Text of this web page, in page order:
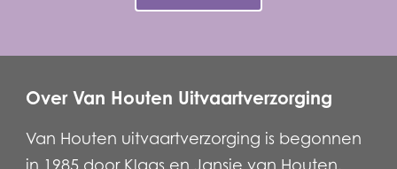
Over Van Houten Uitvaartverzorging
Van Houten uitvaartverzorging is begonnen
in 1985 door Klaas en Jansje van Houten.